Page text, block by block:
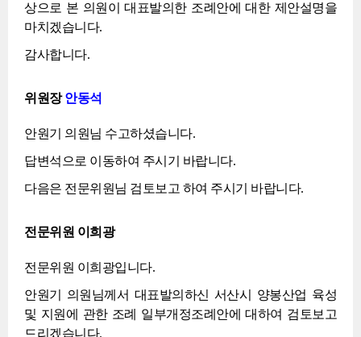
상으로 본 의원이 대표발의한 조례안에 대한 제안설명을
마치겠습니다.
감사합니다.
위원장안동석
안원기 의원님 수고하셨습니다.
답변석으로 이동하여 주시기 바랍니다.
다음은 전문위원님 검토보고 하여 주시기 바랍니다.
전문위원 이희광
전문위원 이희광입니다.
안원기 의원님께서 대표발의하신 서산시 양봉산업 육성
및 지원에 관한 조례 일부개정조례안에 대하여 검토보고
드리겠습니다.